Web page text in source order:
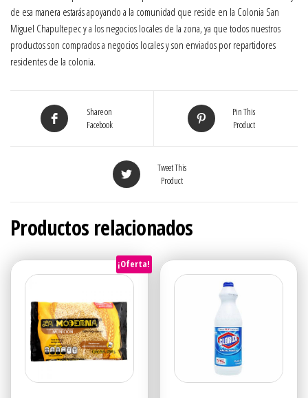
de esa manera estarás apoyando a la comunidad que reside en la Colonia San
Miguel Chapultepec y a los negocios locales de la zona, ya que todos nuestros
productos son comprados a negocios locales y son enviados por repartidores
residentes de la colonia.
Share on
Facebook
Pin This
Product
Tweet This
Product
Productos relacionados
¡Oferta!